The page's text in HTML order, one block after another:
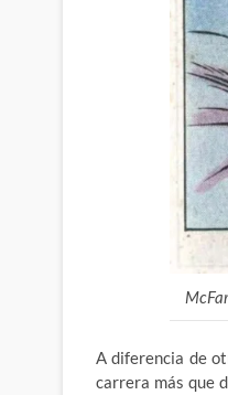
A diferencia de
carrera más que